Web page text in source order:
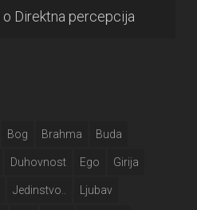
o Direktna percepcija
Bog Brahma Buda
Duhovnost Ego Girija
Jedinstvo.. Ljubav